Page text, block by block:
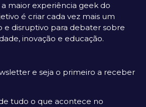
maior experiência geek do
é criar cada vez mais um
e disruptivo para debater sobre
inovação e educação.
e seja o primeiro a receber
tudo o que acontece no